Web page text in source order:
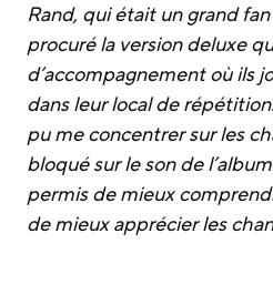
Rand, qui était un grand
procuré la version deluxe
d’accompagnement où ils
dans leur local de
pu me concentrer sur les
bloqué sur le son de
permis de mieux
de mieux apprécier les